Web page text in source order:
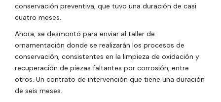
conservación preventiva, que tuvo una duración de casi
cuatro meses.
Ahora, se desmontó para enviar al taller de
ornamentación donde se realizarán los procesos de
conservación, consistentes en la limpieza de oxidación y
recuperación de piezas faltantes por corrosión, entre
otros. Un contrato de intervención que tiene una duración
de seis meses.